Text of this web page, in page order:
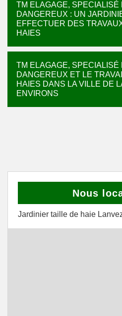
TM ELAGAGE,
DANGEREUX : UN
EFFECTUER DES
HAIES
TM ELAGAGE,
DANGEREUX ET LE
HAIES DANS LA VILLE DE
ENVIRONS
Nous
Jardinier taille de haie